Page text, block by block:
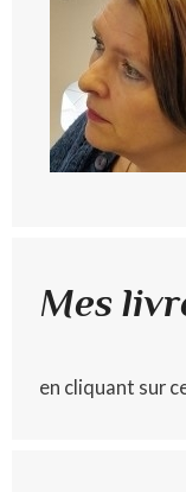
Mes
en cliquant sur